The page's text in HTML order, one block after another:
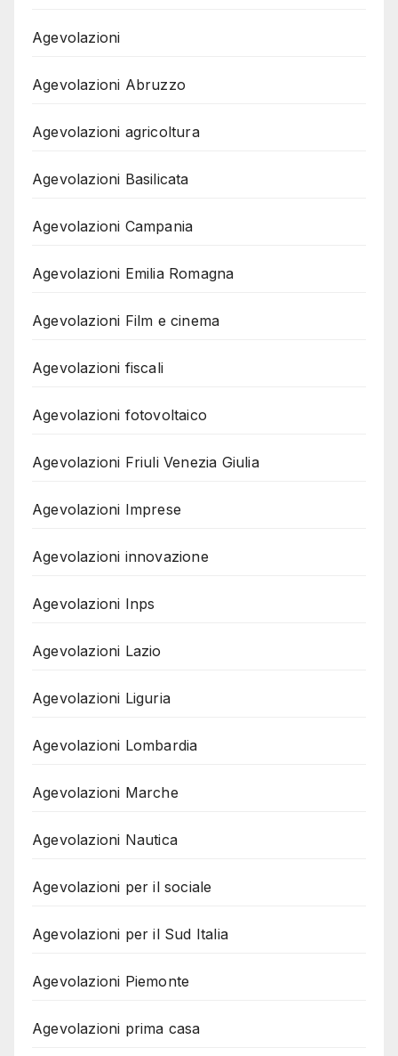
Agevolazioni
Agevolazioni Abruzzo
Agevolazioni agricoltura
Agevolazioni Basilicata
Agevolazioni Campania
Agevolazioni Emilia Romagna
Agevolazioni Film e cinema
Agevolazioni fiscali
Agevolazioni fotovoltaico
Agevolazioni Friuli Venezia Giulia
Agevolazioni Imprese
Agevolazioni innovazione
Agevolazioni Inps
Agevolazioni Lazio
Agevolazioni Liguria
Agevolazioni Lombardia
Agevolazioni Marche
Agevolazioni Nautica
Agevolazioni per il sociale
Agevolazioni per il Sud Italia
Agevolazioni Piemonte
Agevolazioni prima casa